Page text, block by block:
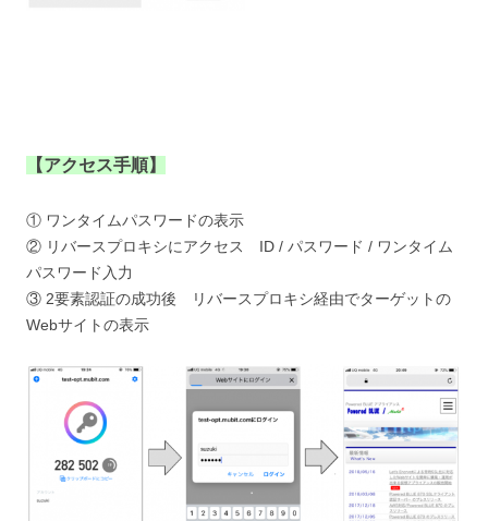
【アクセス手順】
① ワンタイムパスワードの表示
② リバースプロキシにアクセス ID / パスワード / ワンタイム
パスワード入力
③ 2要素認証の成功後 リバースプロキシ経由でターゲットの
Webサイトの表示